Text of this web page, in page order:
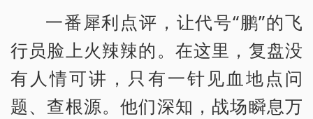
一番犀利点评，让代号“鹏”的飞
行员脸上火辣辣的。在这里，复盘没
有人情可讲，只有一针见血地点问
题、查根源。他们深知，战场瞬息万